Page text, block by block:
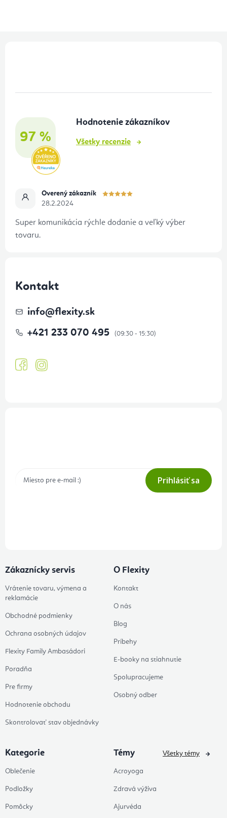
97 %
Hodnotenie zákazníkov
Všetky recenzie
Overený zákazník
28.2.2024
Super komunikácia rýchle dodanie a veľký výber
tovaru.
Kontakt
info@flexity.sk
+421 233 070 495
Prihlásiť sa
Zákaznícky servis
Vrátenie tovaru, výmena a
reklamácie
Obchodné podmienky
Ochrana osobných údajov
Flexity Family Ambasádori
Poradňa
Pre firmy
Hodnotenie obchodu
Skontrolovať stav objednávky
O Flexity
Kontakt
O nás
Blog
Príbehy
E-booky na stiahnutie
Spolupracujeme
Osobný odber
Kategorie
Oblečenie
Podložky
Pomôcky
Témy
Acroyoga
Zdravá výživa
Ajurvéda
Všetky témy